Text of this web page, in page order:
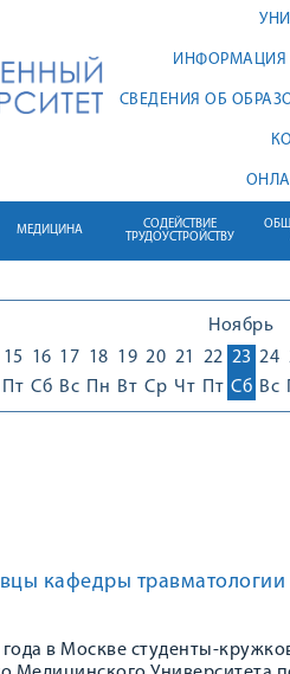
СВЕДЕНИЯ ОБ
МЕДИЦИНА
СОДЕЙСТВИЕ
ТРУДОУСТРОЙСТВУ
Ноябрь
15
Пт
16
Сб
17
Вс
18
Пн
19
Вт
20
Ср
21
Чт
22
Пт
23
Сб
24
Вс
кафедры
года в Москве студенты-